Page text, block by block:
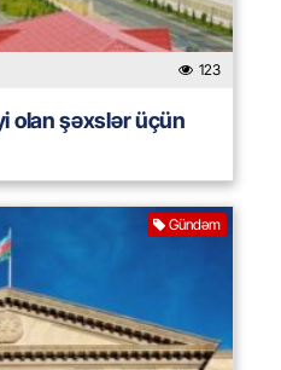
123
olan şəxslər üçün
Gündəm